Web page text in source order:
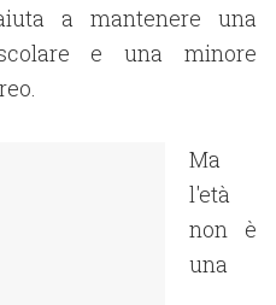
a mantenere una
e una minore
Ma
l'età
non è
una